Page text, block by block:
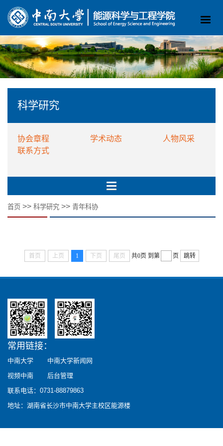
科学研究
协会章程 学术动态
人物风采
联系方式
首页 >> 科学研究 >> 青年科协
首页 上页 1 下页 尾页 共0页 到第 页 跳转
常用链接：
中南大学
中南大学新闻网
视频中南
后台管理
联系电话：0731-88879863
地址：湖南省长沙市中南大学主校区能源楼